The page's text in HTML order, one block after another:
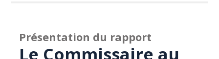
Présentation du rapport
Le Commissaire au